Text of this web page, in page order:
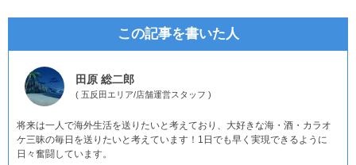
この記事を書いた人
田原 総二郎
( 五反田エリア/店舗運営スタッフ )
将来は一人で海外生活を送りたいと考えており、大好きな海・酒・カラオ
ケ三昧の毎日を送りたいと考えています！1日でも早く実現できるように
日々奮闘しています。